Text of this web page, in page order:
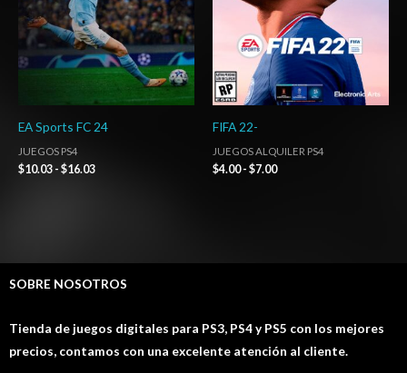
EA Sports FC 24
JUEGOS PS4
$10.03 - $16.03
FIFA 22-
JUEGOS ALQUILER PS4
$4.00 - $7.00
SOBRE NOSOTROS
Tienda de juegos digitales para PS3, PS4 y PS5 con los mejores
precios, contamos con una excelente atención al cliente.